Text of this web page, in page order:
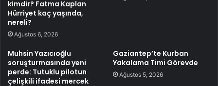
kimdir? Fatma Kaplan
Hürriyet kaç yaşında,
nereli?
Ağustos 6, 2026
Muhsin Yazıcıoğlu
soruşturmasında yeni
perde: Tutuklu pilotun
çelişkili ifadesi mercek
Gaziantep’te Kurban
Yakalama Timi Görevde
Ağustos 5, 2026